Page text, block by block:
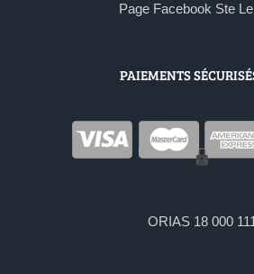
Page Facebook Ste
PAIEMENTS
ORIAS 18 000 111